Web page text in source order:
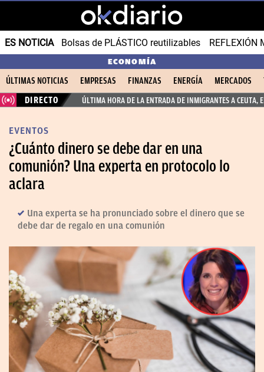
ES NOTICIA Bolsas de PLÁSTICO reutilizables REFLEXIÓN
ECONOMÍA
ÚLTIMAS NOTICIAS EMPRESAS FINANZAS ENERGÍA MERCADOS
DIRECTO
ÚLTIMA HORA DE LA ENTRADA DE INMIGRANTES A CEUTA,
EVENTOS
¿Cuánto dinero se debe dar en una
comunión? Una experta en protocolo lo
aclara
Una experta se ha pronunciado sobre el dinero que se
debe dar de regalo en una comunión